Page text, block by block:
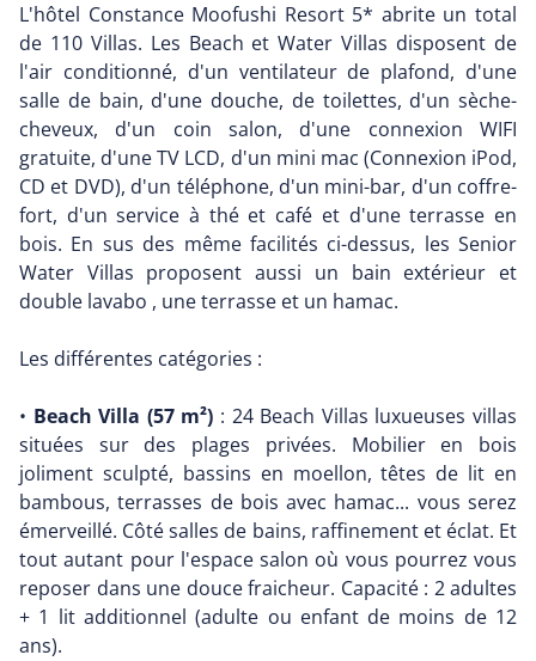
L'hôtel Constance Moofushi Resort 5* abrite un total
de 110 Villas. Les Beach et Water Villas disposent de
l'air conditionné, d'un ventilateur de plafond, d'une
salle de bain, d'une douche, de toilettes, d'un sèche-
cheveux, d'un coin salon, d'une connexion WIFI
gratuite, d'une TV LCD, d'un mini mac (Connexion iPod,
CD et DVD), d'un téléphone, d'un mini-bar, d'un coffre-
fort, d'un service à thé et café et d'une terrasse en
bois. En sus des même facilités ci-dessus, les Senior
Water Villas proposent aussi un bain extérieur et
double lavabo , une terrasse et un hamac.
Les différentes catégories :
• Beach Villa (57 m²) : 24 Beach Villas luxueuses villas
situées sur des plages privées. Mobilier en bois
joliment sculpté, bassins en moellon, têtes de lit en
bambous, terrasses de bois avec hamac... vous serez
émerveillé. Côté salles de bains, raffinement et éclat. Et
tout autant pour l'espace salon où vous pourrez vous
reposer dans une douce fraicheur. Capacité : 2 adultes
+ 1 lit additionnel (adulte ou enfant de moins de 12
ans).